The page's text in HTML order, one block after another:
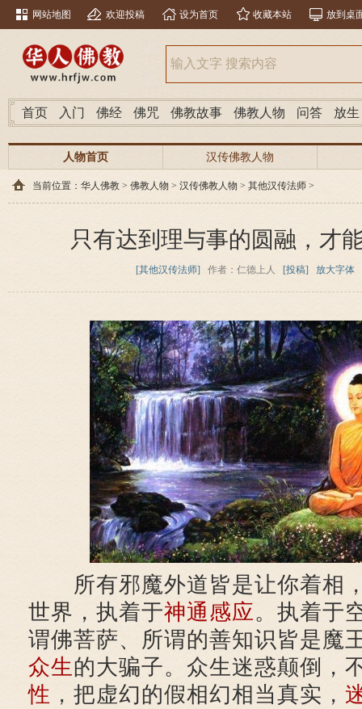
网站地图 欢迎投稿 设为首页 收藏本站 放到桌
首页 入门 佛经 佛咒 佛教故事 佛教人物 问答 放生
人物首页 汉传佛教人物
当前位置： 华人佛教 > 佛教人物 > 汉传佛教人物 > 其他汉传法师 >
只有达到理与事的圆融，才
[其他汉传法师] 作者：仁德上人 [投稿] 放大字体
所有邪魔外道皆是让你着相
世界，执着于神通感应。执着于
谓佛菩萨、所谓的善知识皆是魔
众生的大骗子。众生迷惑颠倒，
性 ，把虚幻的假相幻相当真实，